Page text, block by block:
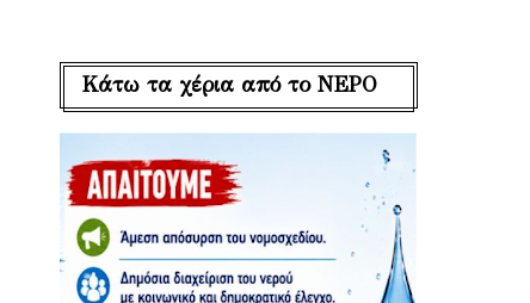
Κάτω τα χέρια από το ΝΕΡΟ